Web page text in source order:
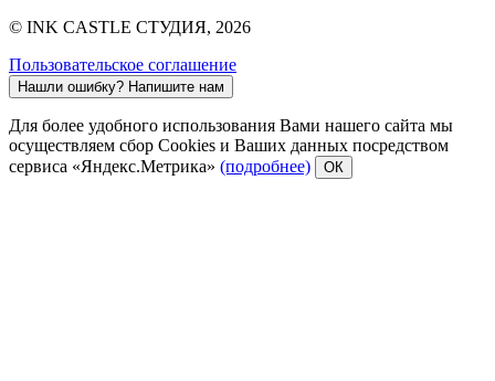
© INK CASTLE СТУДИЯ, 2026
Пользовательское соглашение
Нашли ошибку? Напишите нам
Для более удобного использования Вами нашего сайта мы
осуществляем сбор Cookies и Ваших данных посредством
сервиса «Яндекс.Метрика» (подробнее) ОК